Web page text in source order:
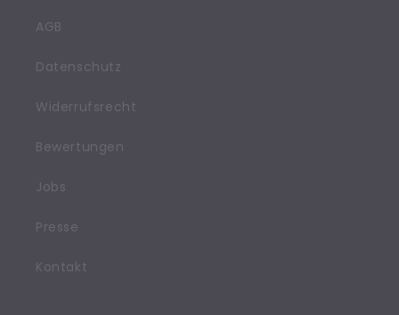
AGB
Datenschutz
Widerrufsrecht
Bewertungen
Jobs
Presse
Kontakt